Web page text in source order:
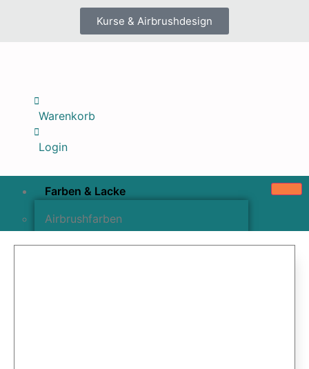
Kurse & Airbrushdesign
Warenkorb
Login
Farben & Lacke
Airbrushfarben